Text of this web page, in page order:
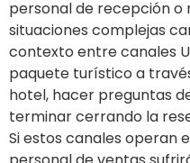
personal de recepción
situaciones complejas
contexto entre canales
paquete turístico a
hotel, hacer preguntas
terminar cerrando la
Si estos canales operan